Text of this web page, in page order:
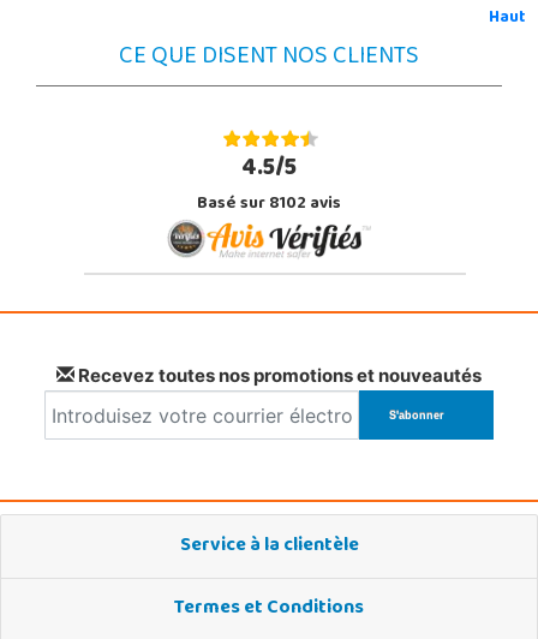
Haut
CE QUE DISENT NOS CLIENTS
4.5/5
Basé sur 8102 avis
Recevez toutes nos promotions et nouveautés
Service à la clientèle
Termes et Conditions